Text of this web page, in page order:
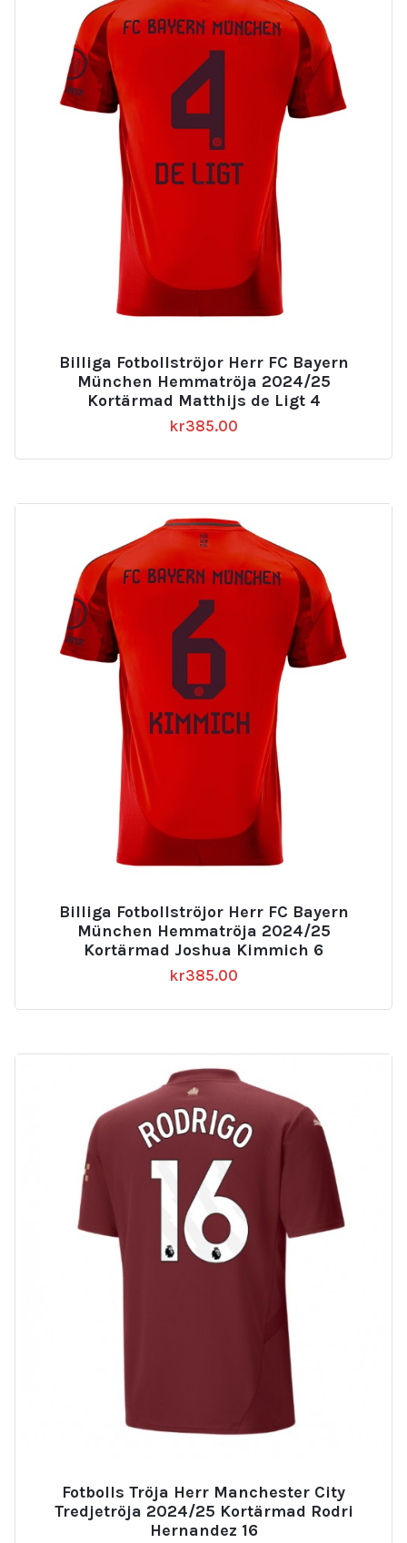
Billiga Fotbollströjor Herr FC Bayern
München Hemmatröja 2024/25
Kortärmad Matthijs de Ligt 4
kr385.00
Billiga Fotbollströjor Herr FC Bayern
München Hemmatröja 2024/25
Kortärmad Joshua Kimmich 6
kr385.00
Fotbolls Tröja Herr Manchester City
Tredjetröja 2024/25 Kortärmad Rodri
Hernandez 16